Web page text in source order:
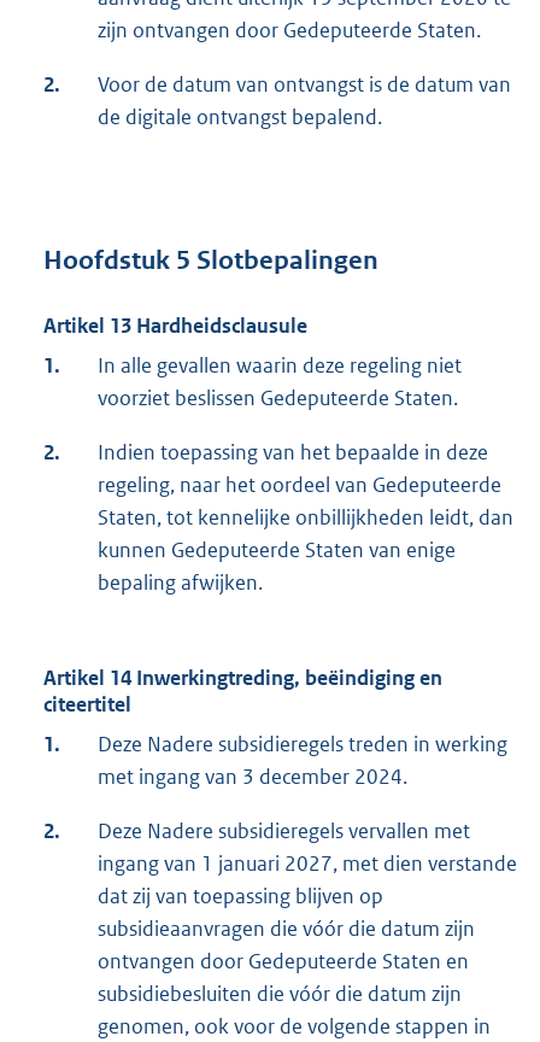
zijn ontvangen door Gedeputeerde Staten.
2.
Voor de datum van ontvangst is de datum van
de digitale ontvangst bepalend.
Hoofdstuk 5 Slotbepalingen
Artikel 13 Hardheidsclausule
1.
In alle gevallen waarin deze regeling niet
voorziet beslissen Gedeputeerde Staten.
2.
Indien toepassing van het bepaalde in deze
regeling, naar het oordeel van Gedeputeerde
Staten, tot kennelijke onbillijkheden leidt, dan
kunnen Gedeputeerde Staten van enige
bepaling afwijken.
Artikel 14 Inwerkingtreding, beëindiging en
citeertitel
1.
Deze Nadere subsidieregels treden in werking
met ingang van 3 december 2024.
2.
Deze Nadere subsidieregels vervallen met
ingang van 1 januari 2027, met dien verstande
dat zij van toepassing blijven op
subsidieaanvragen die vóór die datum zijn
ontvangen door Gedeputeerde Staten en
subsidiebesluiten die vóór die datum zijn
genomen, ook voor de volgende stappen in